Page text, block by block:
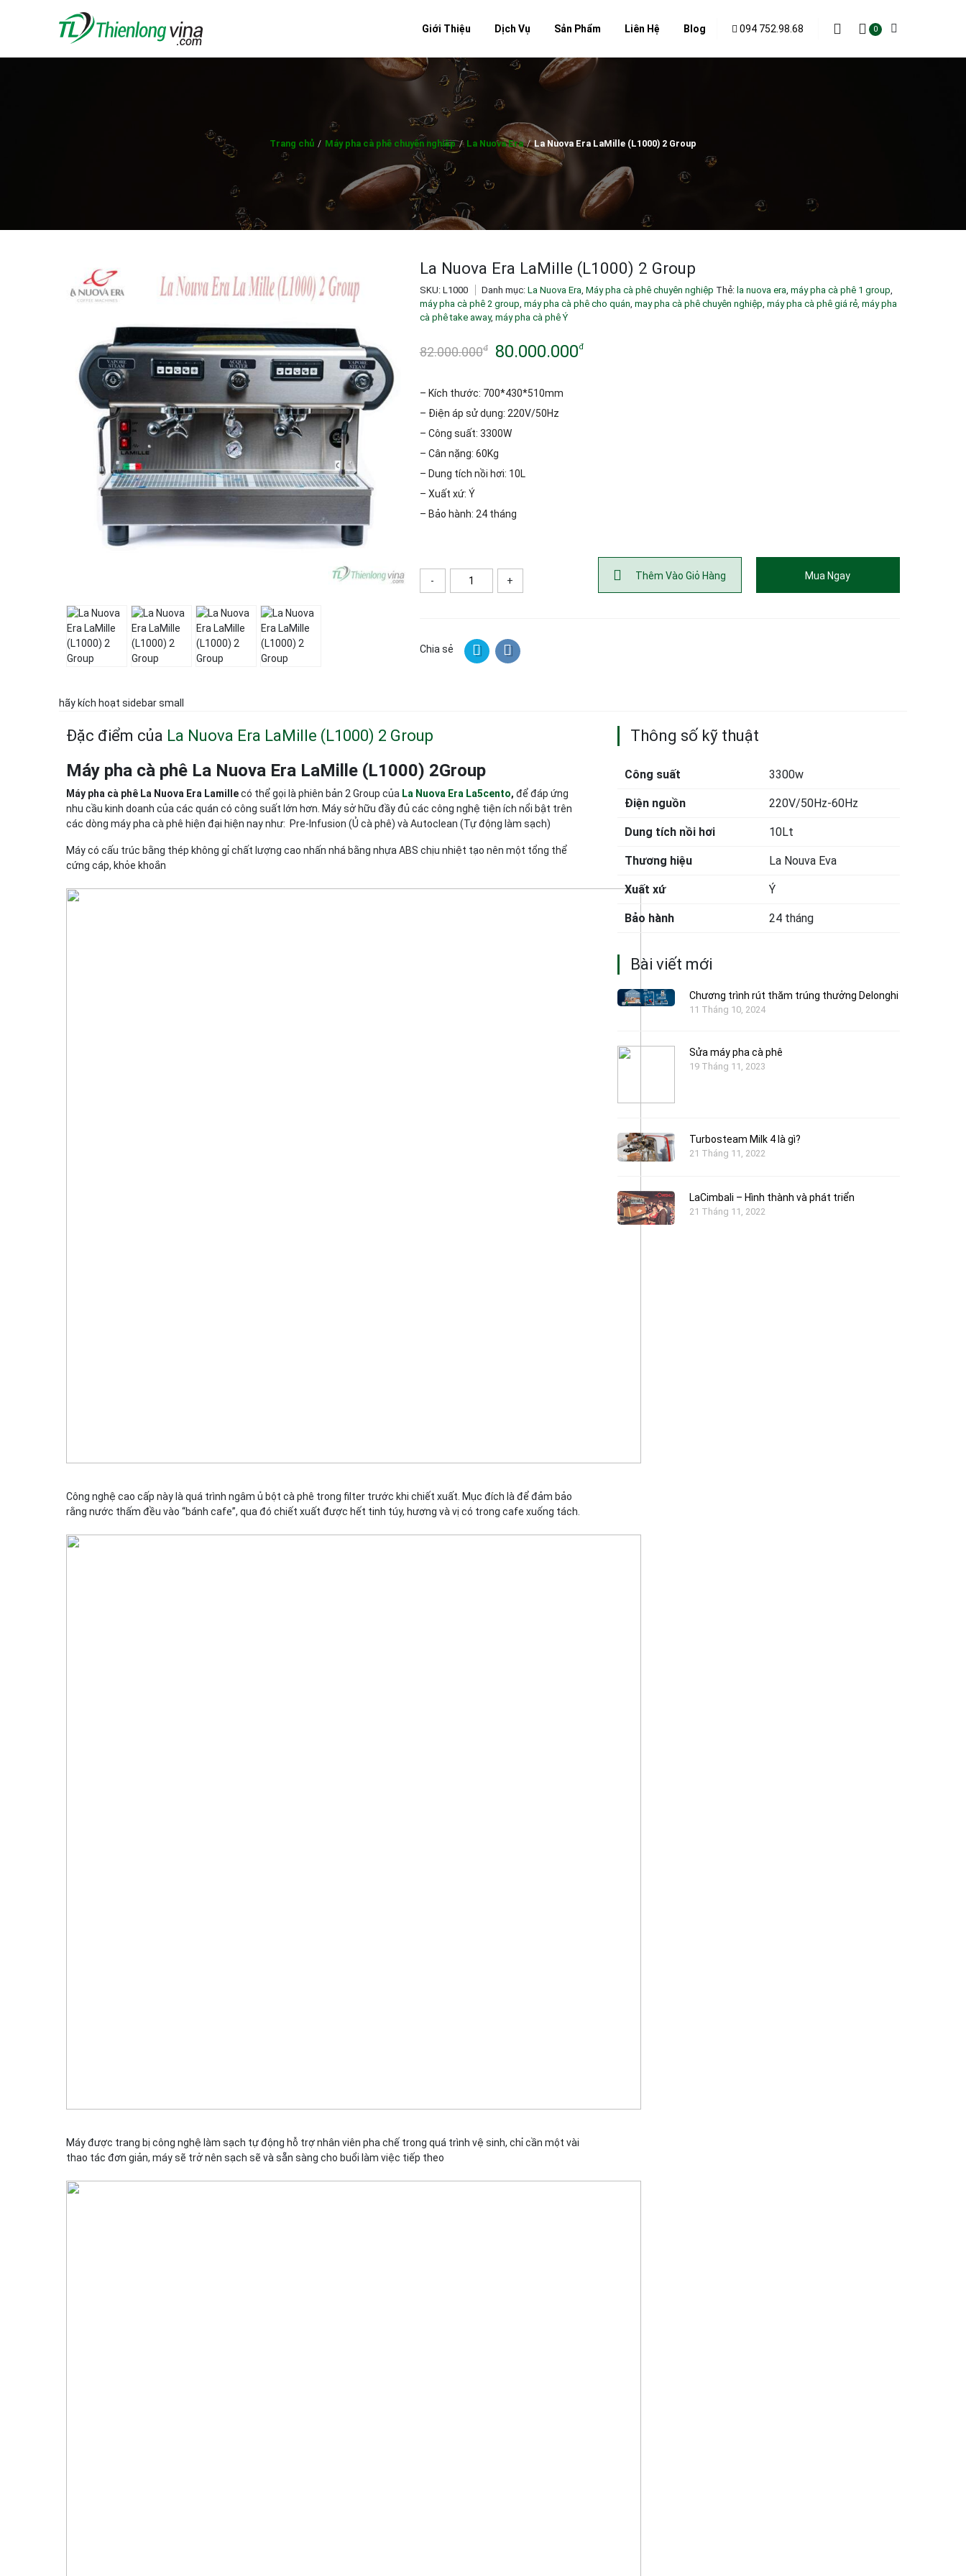
Giới Thiệu Dịch Vụ Sản Phẩm Liên Hệ Blog 094 752.98.68 0
Trang chủ / Máy pha cà phê chuyên nghiệp / La Nuova Era / La Nuova Era LaMille (L1000) 2 Group
La Nuova Era LaMille (L1000) 2 Group
SKU: L1000 Danh mục: La Nuova Era, Máy pha cà phê chuyên nghiệp Thẻ: la nuova era, máy pha cà phê 1 group,
máy pha cà phê 2 group, máy pha cà phê cho quán, may pha cà phê chuyên nghiệp, máy pha cà phê giá rẻ, máy pha
cà phê take away, máy pha cà phê Ý
82.000.000đ
Giá
gốc
là:
82.000.000đ.
80.000.000đ
Giá
hiện
tại
là:
80.000.000đ.
– Kích thước: 700*430*510mm
– Điện áp sử dụng: 220V/50Hz
– Công suất: 3300W
– Cân nặng: 60Kg
– Dung tích nồi hơi: 10L
– Xuất xứ: Ý
– Bảo hành: 24 tháng
- + Thêm Vào Giỏ Hàng Mua Ngay
Chia sẻ
hãy kích hoạt sidebar small
Đặc điểm của La Nuova Era LaMille (L1000) 2 Group
Máy pha cà phê La Nuova Era LaMille (L1000) 2Group
Máy pha cà phê La Nuova Era Lamillecó thể gọi là phiên bản 2 Group của La Nuova Era La5cento, để đáp ứng
nhu cầu kinh doanh của các quán có công suất lớn hơn. Máy sở hữu đầy đủ các công nghệ tiện ích nổi bật trên
các dòng máy pha cà phê hiện đại hiện nay như: Pre-Infusion (Ủ cà phê) và Autoclean (Tự động làm sạch)
Máy có cấu trúc bằng thép không gỉ chất lượng cao nhấn nhá bằng nhựa ABS chịu nhiệt tạo nên một tổng thể
cứng cáp, khỏe khoắn
Công nghệ cao cấp này là quá trình ngâm ủ bột cà phê trong filter trước khi chiết xuất. Mục đích là để đảm bảo
rằng nước thấm đều vào “bánh cafe”, qua đó chiết xuất được hết tinh túy, hương và vị có trong cafe xuống tách.
Máy được trang bị công nghệ làm sạch tự động hỗ trợ nhân viên pha chế trong quá trình vệ sinh, chỉ cần một vài
thao tác đơn giản, máy sẽ trở nên sạch sẽ và sẵn sàng cho buổi làm việc tiếp theo
Thông số kỹ thuật
Công suất 3300w
Điện nguồn 220V/50Hz-60Hz
Dung tích nồi hơi 10Lt
Thương hiệu La Nouva Eva
Xuất xứ Ý
Bảo hành 24 tháng
Bài viết mới
Chương trình rút thăm trúng thưởng Delonghi
11 Tháng 10, 2024
Sửa máy pha cà phê
19 Tháng 11, 2023
Turbosteam Milk 4 là gì?
21 Tháng 11, 2022
LaCimbali – Hình thành và phát triển
21 Tháng 11, 2022